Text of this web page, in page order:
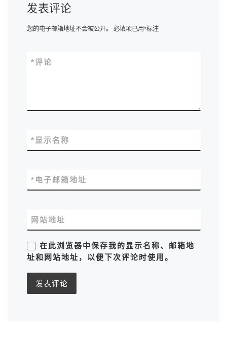
发表评论
您的电子邮箱地址不会被公开。 必填项已用*标注
评论
*
显示名称
*
电子邮箱地址
*
网站地址
在此浏览器中保存我的显示名称、邮箱地
址和网站地址，以便下次评论时使用。